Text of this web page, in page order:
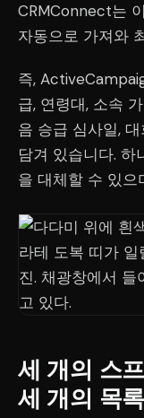
CRMConnect는
자동으로 가져와
즉,
급, 연령대, 소속
음 승급 심사일,
담겨 있습니다. 하
을 대체할 수 있으
세 개의 스
세 개의 목록